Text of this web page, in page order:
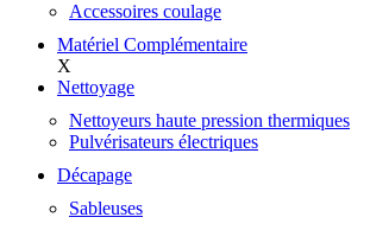
Accessoires coulage
Matériel Complémentaire
X
Nettoyage
Nettoyeurs haute pression thermiques
Pulvérisateurs électriques
Décapage
Sableuses